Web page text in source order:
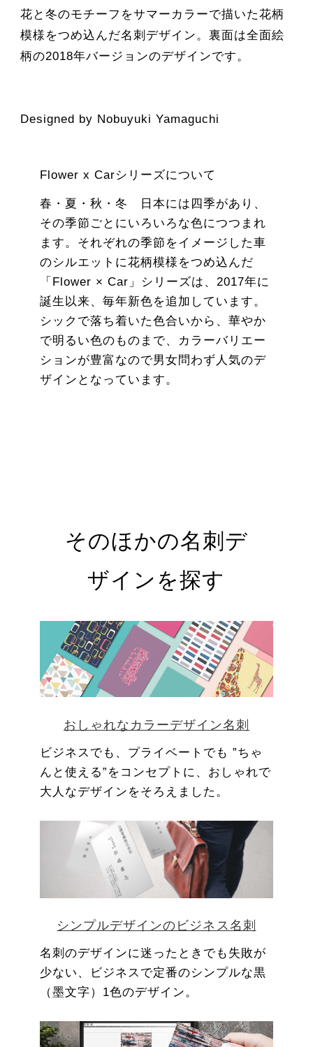
花と冬のモチーフをサマーカラーで描いた花柄
模様をつめ込んだ名刺デザイン。裏面は全面絵
柄の2018年バージョンのデザインです。
Designed by Nobuyuki Yamaguchi
Flower x Carシリーズについて
春・夏・秋・冬 日本には四季があり、
その季節ごとにいろいろな色につつまれ
ます。それぞれの季節をイメージした車
のシルエットに花柄模様をつめ込んだ
「Flower × Car」シリーズは、2017年に
誕生以来、毎年新色を追加しています。
シックで落ち着いた色合いから、華やか
で明るい色のものまで、カラーバリエー
ションが豊富なので男女問わず人気のデ
ザインとなっています。
そのほかの名刺デ
ザインを探す
おしゃれなカラーデザイン名刺
ビジネスでも、プライベートでも ”ちゃ
んと使える”をコンセプトに、おしゃれで
大人なデザインをそろえました。
シンプルデザインのビジネス名刺
名刺のデザインに迷ったときでも失敗が
少ない、ビジネスで定番のシンプルな黒
（墨文字）1色のデザイン。